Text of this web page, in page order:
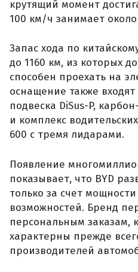
крутящий момент
100 км/ч занимает около
Запас хода по
до 1160 км, из которых
способен проехать на
оснащение также входят
подвеска DiSus-P,
и комплекс
600 с тремя лидарами.
Появление
показывает, что BYD
только за счет
возможностей. Бренд
персональным заказам,
характерны прежде
производителей